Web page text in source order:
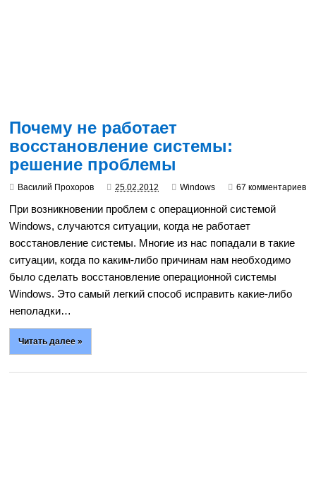
Почему не работает
восстановление системы:
решение проблемы
Василий Прохоров 25.02.2012 Windows 67 комментариев
При возникновении проблем с операционной системой
Windows, случаются ситуации, когда не работает
восстановление системы. Многие из нас попадали в такие
ситуации, когда по каким-либо причинам нам необходимо
было сделать восстановление операционной системы
Windows. Это самый легкий способ исправить какие-либо
неполадки…
Читать далее »